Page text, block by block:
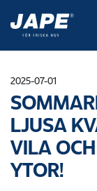
2025-07-01
LJUSA
VILA
YTOR!